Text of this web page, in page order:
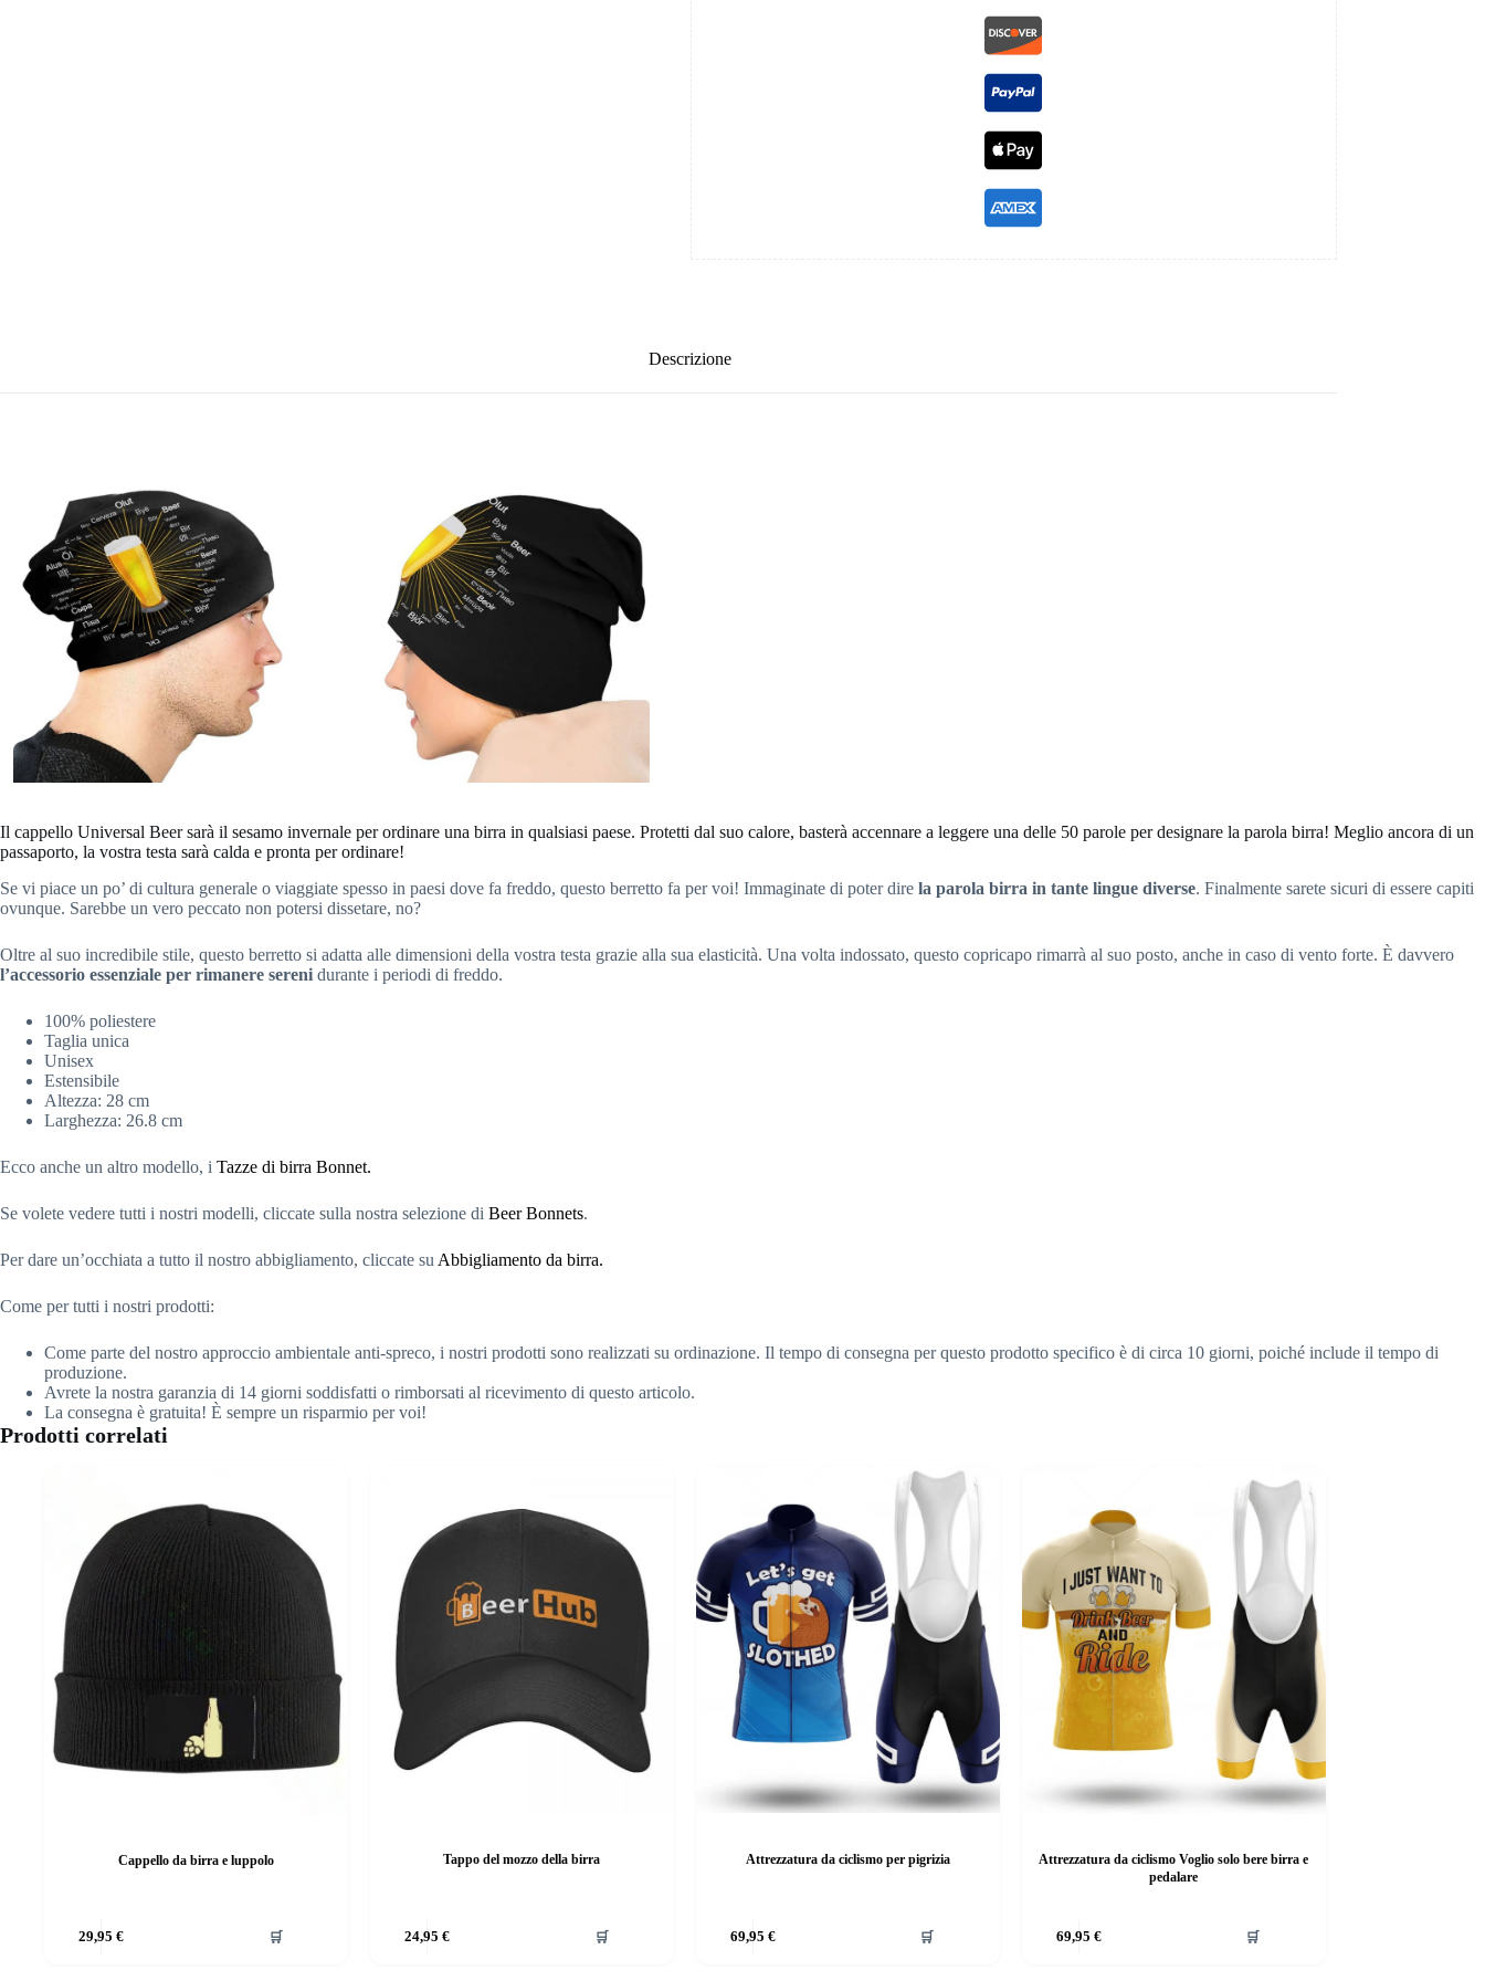
Descrizione
Il cappello Universal Beer sarà il sesamo invernale per ordinare una birra in qualsiasi paese. Protetti dal suo calore, basterà accennare a leggere una delle 50 parole per designare la parola birra! Meglio ancora di un
passaporto, la vostra testa sarà calda e pronta per ordinare!
Se vi piace un po’ di cultura generale o viaggiate spesso in paesi dove fa freddo, questo berretto fa per voi! Immaginate di poter dire la parola birra in tante lingue diverse. Finalmente sarete sicuri di essere capiti
ovunque. Sarebbe un vero peccato non potersi dissetare, no?
Oltre al suo incredibile stile, questo berretto si adatta alle dimensioni della vostra testa grazie alla sua elasticità. Una volta indossato, questo copricapo rimarrà al suo posto, anche in caso di vento forte. È davvero
l’accessorio essenziale per rimanere sereni durante i periodi di freddo.
100% poliestere
Taglia unica
Unisex
Estensibile
Altezza: 28 cm
Larghezza: 26.8 cm
Ecco anche un altro modello, i Tazze di birra Bonnet.
Se volete vedere tutti i nostri modelli, cliccate sulla nostra selezione di Beer Bonnets.
Per dare un’occhiata a tutto il nostro abbigliamento, cliccate su Abbigliamento da birra.
Come per tutti i nostri prodotti:
Come parte del nostro approccio ambientale anti-spreco, i nostri prodotti sono realizzati su ordinazione. Il tempo di consegna per questo prodotto specifico è di circa 10 giorni, poiché include il tempo di
produzione.
Avrete la nostra garanzia di 14 giorni soddisfatti o rimborsati al ricevimento di questo articolo.
La consegna è gratuita! È sempre un risparmio per voi!
Prodotti correlati
Cappello da birra e luppolo
29,95€ 🛒
Tappo del mozzo della birra
24,95€ 🛒
prodotto
Attrezzatura da ciclismo per pigrizia
69,95 € 🛒
Attrezzatura da ciclismo Voglio solo bere birra e
pedalare
69,95 € 🛒